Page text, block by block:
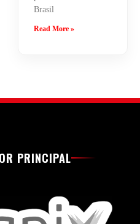
Brasil
Read More »
PRINCIPAL